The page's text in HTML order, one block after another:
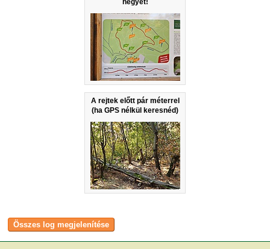
hegyet!
A rejtek előtt pár méterrel
(ha GPS nélkül keresnéd)